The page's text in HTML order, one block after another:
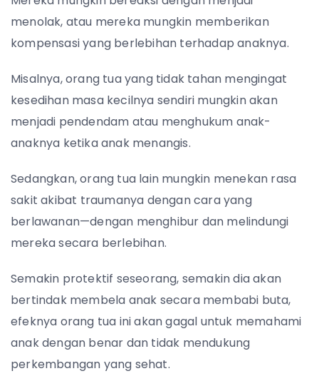
menolak, atau mereka mungkin memberikan
kompensasi yang berlebihan terhadap anaknya.
Misalnya, orang tua yang tidak tahan mengingat
kesedihan masa kecilnya sendiri mungkin akan
menjadi pendendam atau menghukum anak-
anaknya ketika anak menangis.
Sedangkan, orang tua lain mungkin menekan rasa
sakit akibat traumanya dengan cara yang
berlawanan—dengan menghibur dan melindungi
mereka secara berlebihan.
Semakin protektif seseorang, semakin dia akan
bertindak membela anak secara membabi buta,
efeknya orang tua ini akan gagal untuk memahami
anak dengan benar dan tidak mendukung
perkembangan yang sehat.